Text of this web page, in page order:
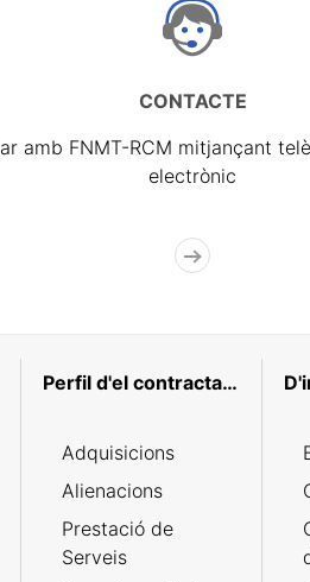
CONTACTE
amb FNMT-RCM mitjançant
electrònic
Perfil d'el contractant
Adquisicions
Alienacions
Prestació de
Serveis